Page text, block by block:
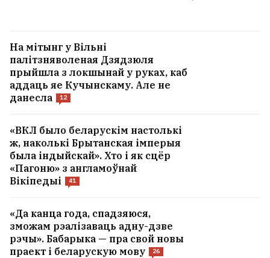
На мітынг у Вільні
палітзняволеная Дзядзюля
прыйшла з локшынай у руках, каб
аддаць яе Кучынскаму. Але не
данесла
12
«ВКЛ было беларускім настолькі
ж, наколькі Брытанская імперыя
была індыйскай». Хто і як сцёр
«Пагоню» з англамоўнай
Вікіпедыі
41
«Да канца года, спадзяюся,
зможам рэалізаваць адну-дзве
рэчы». Бабарыка — пра свой новы
праект і беларускую мову
26